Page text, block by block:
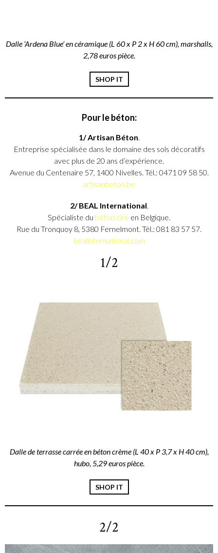
Dalle ‘Ardena Blue’ en céramique (L 60 x P 2 x H 60 cm), marshalls,
2,78 euros pièce.
SHOP IT
Pour le béton:
1/ Artisan Béton.
Entreprise spécialisée dans le domaine des sols décoratifs
avec plus de 20 ans d’expérience.
Avenue du Centenaire 57, 1400 Nivelles. Tél.: 0471 09 58 50.
artisanbeton.be
2/ BEAL International.
Spécialiste du béton ciré en Belgique.
Rue du Tronquoy 8, 5380 Fernelmont. Tél.: 081 83 57 57.
bealinternational.com
1/2
Dalle de terrasse carrée en béton crème (L 40 x P 3,7 x H 40 cm),
hubo, 5,29 euros pièce.
SHOP IT
2/2